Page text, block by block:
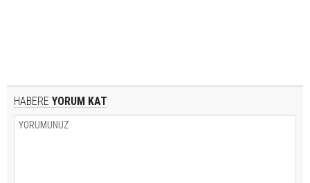
HABERE YORUM KAT